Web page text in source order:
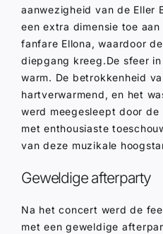
aanwezigheid van de Eller
een extra dimensie toe
fanfare Ellona, waardoor
diepgang kreeg.De sfeer
warm. De betrokkenheid
hartverwarmend, en het
werd meegesleept door
met enthousiaste
van deze muzikale
Geweldige afterparty
Na het concert werd de
met een geweldige